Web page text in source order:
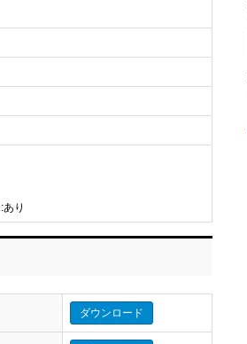
り
ダウンロード